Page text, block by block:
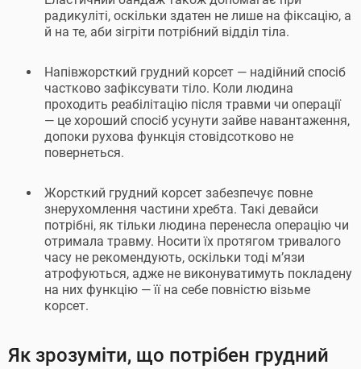
радикуліті, оскільки здатен не лише на фіксацію, а
й на те, аби зігріти потрібний відділ тіла.
Напівжорсткий грудний корсет — надійний спосіб
частково зафіксувати тіло. Коли людина
проходить реабілітацію після травми чи операції
— це хороший спосіб усунути зайве навантаження,
допоки рухова функція стовідсотково не
повернеться.
Жорсткий грудний корсет забезпечує повне
знерухомлення частини хребта. Такі девайси
потрібні, як тільки людина перенесла операцію чи
отримала травму. Носити їх протягом тривалого
часу не рекомендують, оскільки тоді м’язи
атрофуються, адже не виконуватимуть покладену
на них функцію — її на себе повністю візьме
корсет.
Як зрозуміти, що потрібен грудний